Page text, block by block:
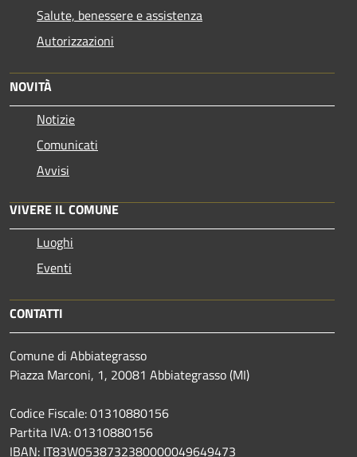
Salute, benessere e assistenza
Autorizzazioni
NOVITÀ
Notizie
Comunicati
Avvisi
VIVERE IL COMUNE
Luoghi
Eventi
CONTATTI
Comune di Abbiategrasso
Piazza Marconi, 1, 20081 Abbiategrasso (MI)
Codice Fiscale: 01310880156
Partita IVA: 01310880156
IBAN: IT83W0538732380000049649473